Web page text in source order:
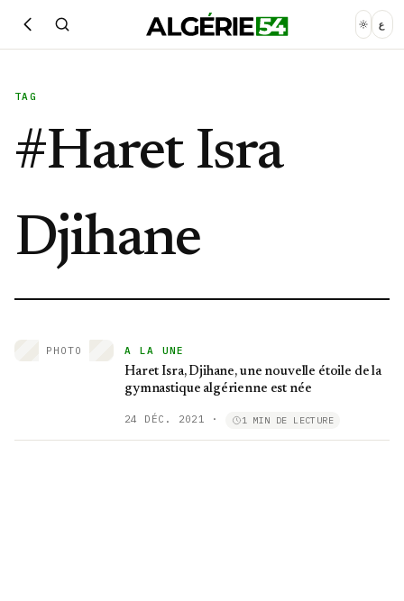
ع
TAG
#Haret Isra
Djihane
PHOTO A LA UNE
Haret Isra, Djihane, une nouvelle étoile de la
gymnastique algérienne est née
24 DÉC. 2021 · 1 MIN DE LECTURE